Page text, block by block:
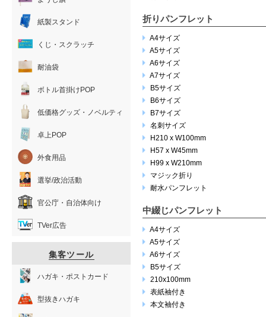
折りパンフレット
A4サイズ
A5サイズ
A6サイズ
A7サイズ
B5サイズ
B6サイズ
B7サイズ
名刺サイズ
H210 x W100mm
H57 x W45mm
H99 x W210mm
マジック折り
耐水パンフレット
中綴じパンフレット
A4サイズ
A5サイズ
A6サイズ
B5サイズ
210x100mm
表紙袖付き
本文袖付き
紙製スタンド
くじ・スクラッチ
耐油袋
ボトル首掛けPOP
低価格グッズ・ノベルティ
卓上POP
外食用品
選挙/政治活動
官公庁・自治体向け
TVer広告
集客ツール
ハガキ・ポストカード
型抜きハガキ